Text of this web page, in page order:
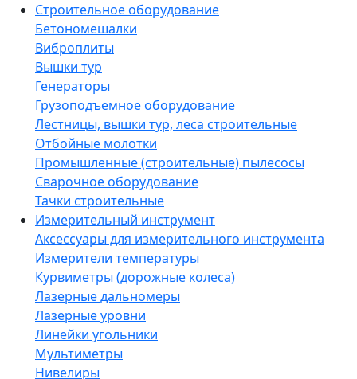
Строительное оборудование
Бетономешалки
Виброплиты
Вышки тур
Генераторы
Грузоподъемное оборудование
Лестницы, вышки тур, леса строительные
Отбойные молотки
Промышленные (строительные) пылесосы
Сварочное оборудование
Тачки строительные
Измерительный инструмент
Аксессуары для измерительного инструмента
Измерители температуры
Курвиметры (дорожные колеса)
Лазерные дальномеры
Лазерные уровни
Линейки угольники
Мультиметры
Нивелиры